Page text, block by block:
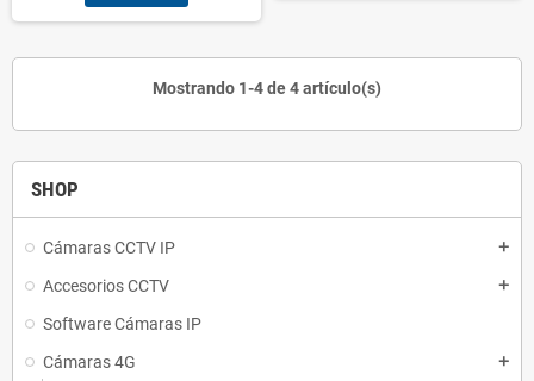
SHOP
Cámaras CCTV IP add
Accesorios CCTV add
Software Cámaras IP
Cámaras 4G
add
Mostrando 1-4 de 4 artículo(s)